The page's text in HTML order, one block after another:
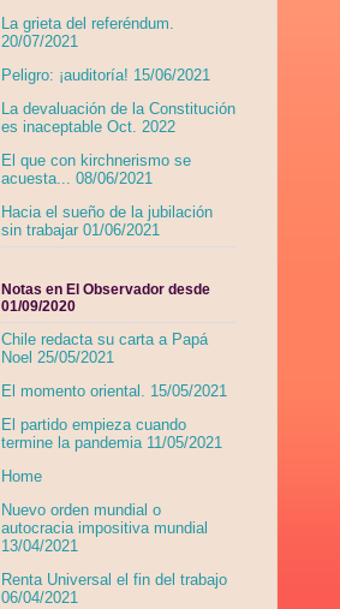
La grieta del referéndum.
20/07/2021
Peligro: ¡auditoría! 15/06/2021
La devaluación de la Constitución
es inaceptable Oct. 2022
El que con kirchnerismo se
acuesta... 08/06/2021
Hacia el sueño de la jubilación
sin trabajar 01/06/2021
Notas en El Observador desde
01/09/2020
Chile redacta su carta a Papá
Noel 25/05/2021
El momento oriental. 15/05/2021
El partido empieza cuando
termine la pandemia 11/05/2021
Home
Nuevo orden mundial o
autocracia impositiva mundial
13/04/2021
Renta Universal el fin del trabajo
06/04/2021